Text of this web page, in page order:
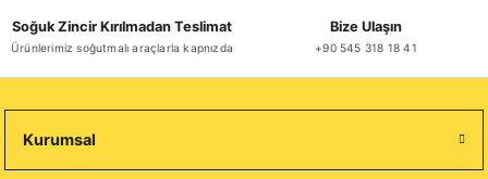
Soğuk Zincir Kırılmadan Teslimat
Ürünlerimiz soğutmalı araçlarla kapnızda
Bize Ulaşın
+90 545 318 18 41
Kurumsal